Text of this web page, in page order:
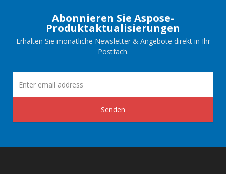
Abonnieren Sie Aspose-
Produktaktualisierungen
Erhalten Sie monatliche Newsletter & Angebote direkt in Ihr
Postfach.
Senden